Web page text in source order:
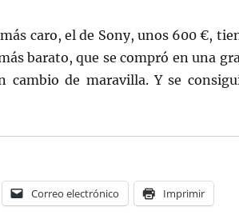
caro, el de Sony, unos 600 €,
barato, que se compró en una
cambio de maravilla. Y se
Correo electrónico Imprimir